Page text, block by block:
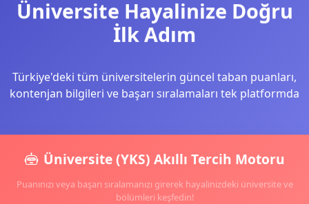
Üniversite Hayalinize Doğru
İlk Adım
Türkiye'deki tüm üniversitelerin güncel taban puanları,
kontenjan bilgileri ve başarı sıralamaları tek platformda
Üniversite (YKS) Akıllı Tercih Motoru
Puanınızı veya başarı sıralamanızı girerek hayalinizdeki üniversite ve
bölümleri keşfedin!